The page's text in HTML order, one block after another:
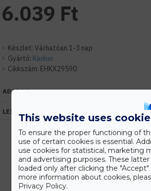
Készlet: Várhatóan 1-3 nap
Gyártó: Kanlux
Cikkszám: EHKX29590
6.039 Ft
ADATOK
LEÍRÁS
Kedvezmények
Vásárolj nagyobb mennyiségben és megadjuk a
This website uses
To ensure the proper functioning of
use of certain cookies is essential.
use cookies for statistical, marketing
and advertising purposes. These
loaded only after clicking the
more information about cookies,
Privacy Policy.